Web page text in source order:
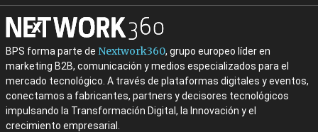
BPS forma parte de Nextwork360, grupo europeo líder en
marketing B2B, comunicación y medios especializados para el
mercado tecnológico. A través de plataformas digitales y eventos,
conectamos a fabricantes, partners y decisores tecnológicos
impulsando la Transformación Digital, la Innovación y el
crecimiento empresarial.